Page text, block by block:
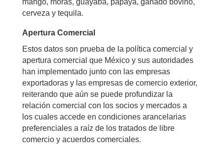
cerveza y tequila.
Apertura Comercial
Estos datos son prueba de la política comercial y
apertura comercial que México y sus autoridades
han implementado junto con las empresas
exportadoras y las empresas de comercio exterior,
reiterando que aún se puede profundizar la
relación comercial con los socios y mercados a
los cuales accede en condiciones arancelarias
preferenciales a raíz de los tratados de libre
comercio y acuerdos comerciales.